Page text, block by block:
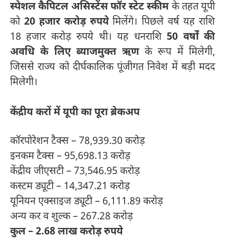
स्पेशल कैपिटल असिस्टेंस फॉर स्टेट स्कीमके तहत यूपी
को 20 हजार करोड़ रुपयेमिलेंगे। पिछले वर्ष यह राशि
18 हजार करोड़ रुपये थी। यह धनराशि50 वर्षों की
अवधि के लिए ब्याजमुक्त ऋणके रूप में मिलेगी,
जिससे राज्य को दीर्घकालिक पूंजीगत निवेश में बड़ी मदद
मिलेगी।
केंद्रीय करों में यूपी का पूरा ब्रेकअप
कॉरपोरेशन टैक्स – 78,939.30 करोड़
इनकम टैक्स – 95,698.13 करोड़
केंद्रीय जीएसटी – 73,546.95 करोड़
कस्टम ड्यूटी – 14,347.21 करोड़
यूनियन एक्साइज ड्यूटी – 6,111.89 करोड़
अन्य कर व शुल्क – 267.28 करोड़
कुल – 2.68 लाख करोड़ रुपये